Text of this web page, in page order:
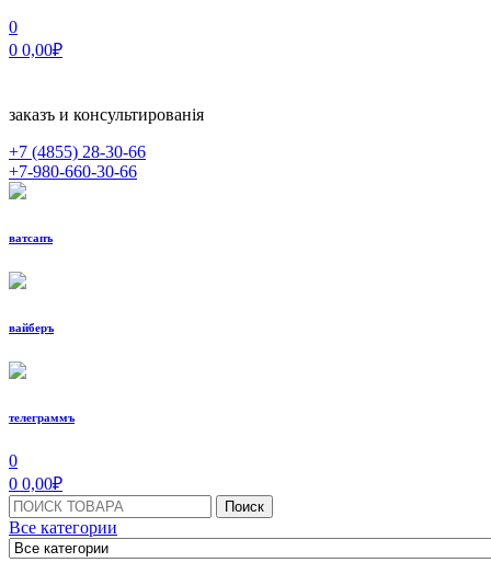
0
0 0,00₽
заказъ и консультированiя
+7 (4855) 28-30-66
+7-980-660-30-66
ватсапъ
вайберъ
телеграммъ
МЕНЮ
0
0 0,00₽
Поиск:
Поиск
Все категории